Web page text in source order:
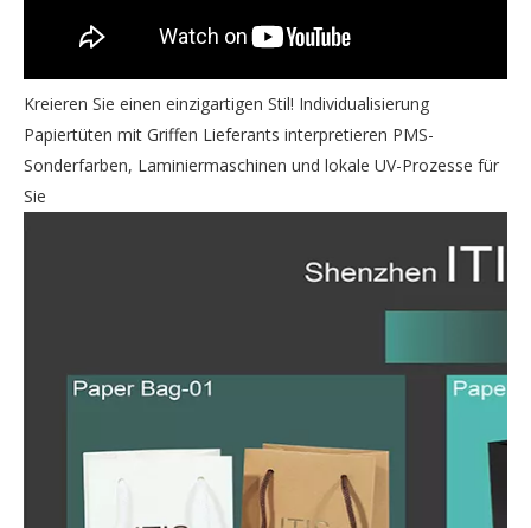
Kreieren Sie einen einzigartigen Stil! Individualisierung
Papiertüten mit Griffen Lieferants interpretieren PMS-
Sonderfarben, Laminiermaschinen und lokale UV-Prozesse für
Sie